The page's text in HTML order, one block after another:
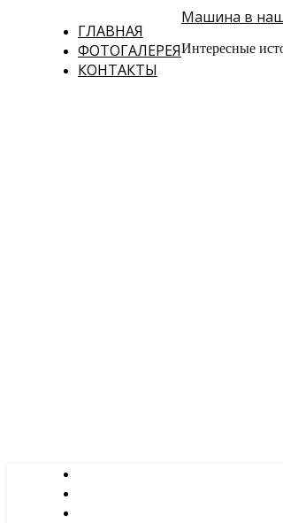
ГЛАВНАЯ
ФОТОГАЛЕРЕЯ
КОНТАКТЫ
Машина в
Интересные